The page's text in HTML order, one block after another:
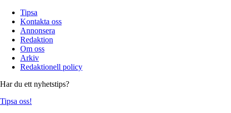
Tipsa
Kontakta oss
Annonsera
Redaktion
Om oss
Arkiv
Redaktionell policy
Har du ett nyhetstips?
Tipsa oss!